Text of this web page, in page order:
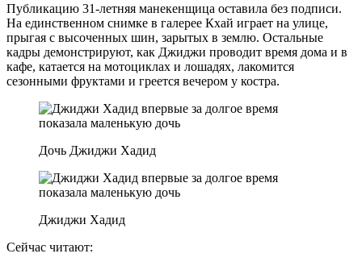
Публикацию 31-летняя манекенщица оставила без подписи.
На единственном снимке в галерее Кхай играет на улице,
прыгая с высоченных шин, зарытых в землю. Остальные
кадры демонстрируют, как Джиджи проводит время дома и в
кафе, катается на мотоциклах и лошадях, лакомится
сезонными фруктами и греется вечером у костра.
Дочь Джиджи Хадид
Джиджи Хадид
Сейчас читают: